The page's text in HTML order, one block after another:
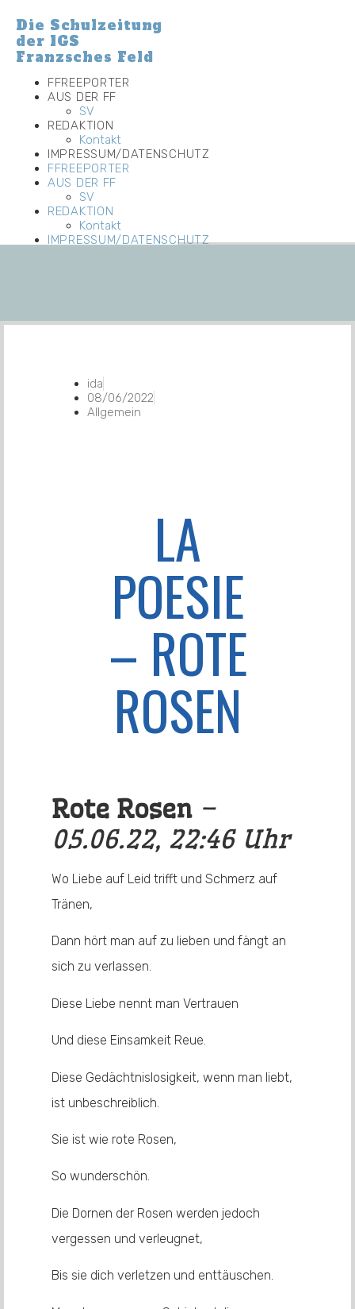
Inhalt
wechseln
Die Schulzeitung
der IGS
Franzsches Feld
FFREEPORTER
AUS DER FF
SV
REDAKTION
Kontakt
IMPRESSUM/DATENSCHUTZ
FFREEPORTER
AUS DER FF
SV
REDAKTION
Kontakt
IMPRESSUM/DATENSCHUTZ
ida
08/06/2022
Allgemein
LA
POESIE
– ROTE
ROSEN
Rote Rosen –
05.06.22, 22:46 Uhr
Wo Liebe auf Leid trifft und Schmerz auf
Tränen,
Dann hört man auf zu lieben und fängt an
sich zu verlassen.
Diese Liebe nennt man Vertrauen
Und diese Einsamkeit Reue.
Diese Gedächtnislosigkeit, wenn man liebt,
ist unbeschreiblich.
Sie ist wie rote Rosen,
So wunderschön.
Die Dornen der Rosen werden jedoch
vergessen und verleugnet,
Bis sie dich verletzen und enttäuschen.